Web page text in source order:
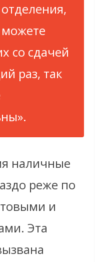
со сдачей
раз, так
наличные
реже по
и
Эта